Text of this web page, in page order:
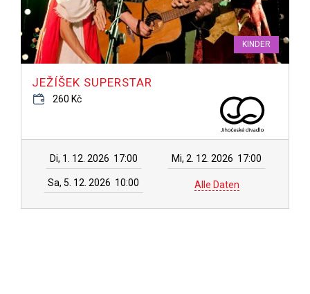
KINDER
JEŽÍŠEK SUPERSTAR
260 Kč
Di, 1. 12. 2026 17:00 Mi, 2. 12. 2026 17:00
Sa, 5. 12. 2026 10:00 Alle Daten